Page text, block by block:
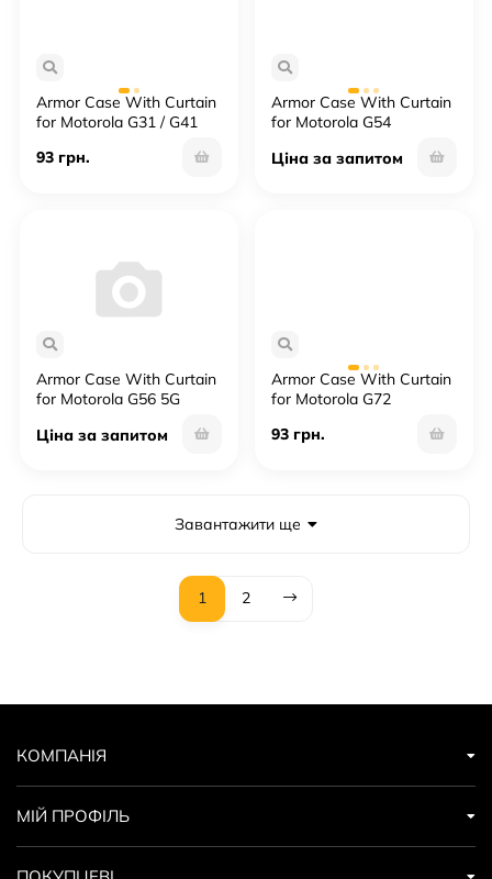
Armor Case With Curtain
for Motorola G31 / G41
93 грн.
Armor Case With Curtain
for Motorola G54
Ціна за запитом
Armor Case With Curtain
for Motorola G56 5G
Ціна за запитом
Armor Case With Curtain
for Motorola G72
93 грн.
Завантажити ще
1 2
КОМПАНІЯ
МІЙ ПРОФІЛЬ